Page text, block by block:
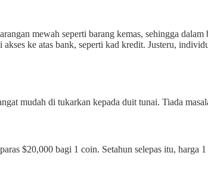
mewah seperti barang kemas, sehingga
ke atas bank, seperti kad kredit. Justeru,
mudah di tukarkan kepada duit tunai. Tiada
$20,000 bagi 1 coin. Setahun selepas itu,